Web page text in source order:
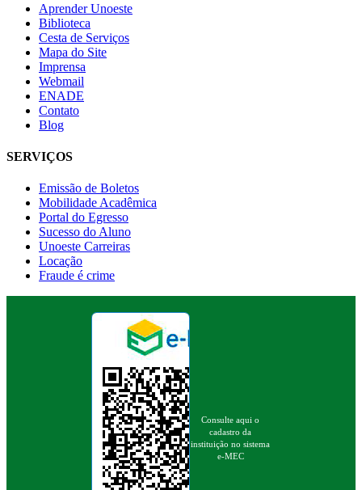
Aprender Unoeste
Biblioteca
Cesta de Serviços
Mapa do Site
Imprensa
Webmail
ENADE
Contato
Blog
SERVIÇOS
Emissão de Boletos
Mobilidade Acadêmica
Portal do Egresso
Sucesso do Aluno
Unoeste Carreiras
Locação
Fraude é crime
Consulte aqui o
cadastro da
instituição no sistema
e-MEC